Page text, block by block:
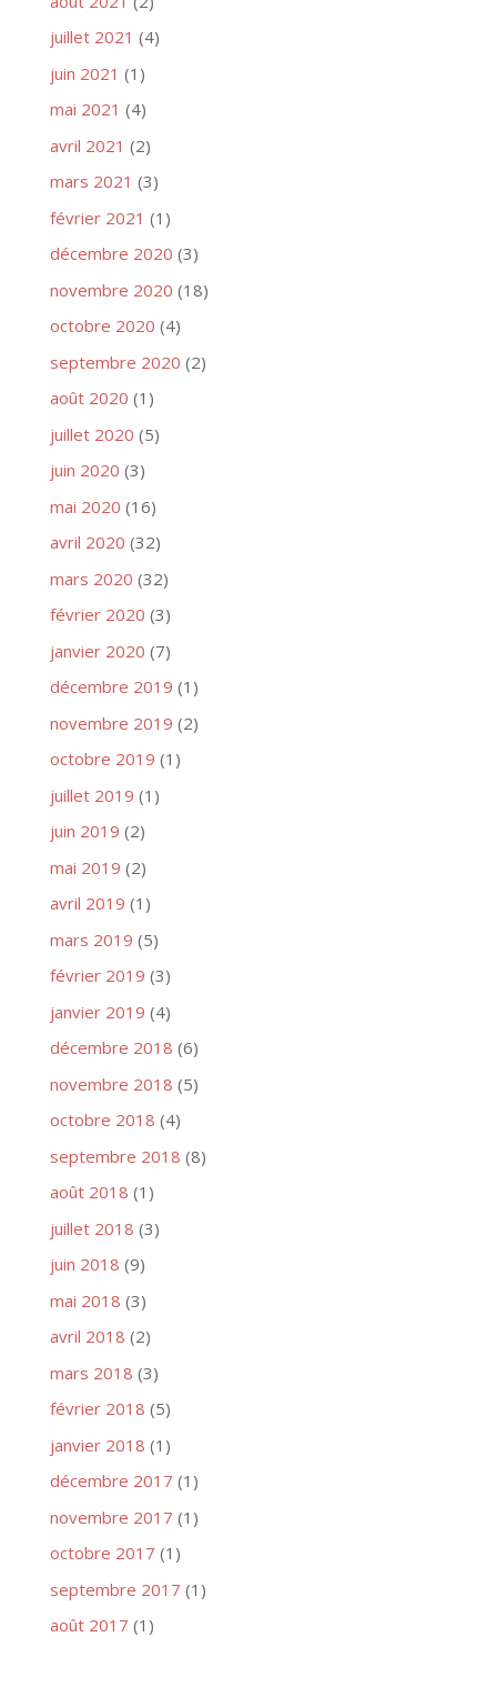
juillet 2021 (4)
juin 2021 (1)
mai 2021 (4)
avril 2021 (2)
mars 2021 (3)
février 2021 (1)
décembre 2020 (3)
novembre 2020 (18)
octobre 2020 (4)
septembre 2020 (2)
août 2020 (1)
juillet 2020 (5)
juin 2020 (3)
mai 2020 (16)
avril 2020 (32)
mars 2020 (32)
février 2020 (3)
janvier 2020 (7)
décembre 2019 (1)
novembre 2019 (2)
octobre 2019 (1)
juillet 2019 (1)
juin 2019 (2)
mai 2019 (2)
avril 2019 (1)
mars 2019 (5)
février 2019 (3)
janvier 2019 (4)
décembre 2018 (6)
novembre 2018 (5)
octobre 2018 (4)
septembre 2018 (8)
août 2018 (1)
juillet 2018 (3)
juin 2018 (9)
mai 2018 (3)
avril 2018 (2)
mars 2018 (3)
février 2018 (5)
janvier 2018 (1)
décembre 2017 (1)
novembre 2017 (1)
octobre 2017 (1)
septembre 2017 (1)
août 2017 (1)